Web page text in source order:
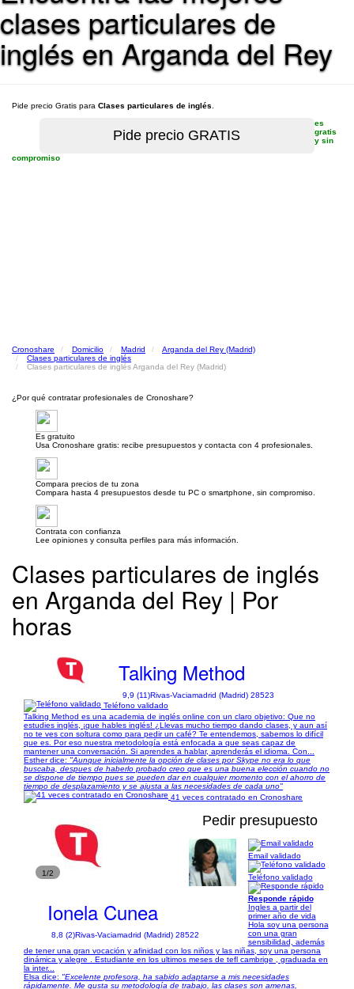
clases particulares de
inglés en Arganda del Rey
Pide precio Gratis para Clases particulares de inglés
es
gratis
y sin
compromiso
Cronoshare Domicilio Madrid
Arganda del Rey (Madrid)
Clases particulares de inglés
Clases particulares de inglés Arganda del Rey (Madrid)
¿Por qué contratar profesionales de Cronoshare?
Es gratuito
Usa Cronoshare gratis: recibe presupuestos y contacta con 4 profesionales.
Compara precios de tu zona
Compara hasta 4 presupuestos desde tu PC o smartphone, sin compromiso.
Contrata con confianza
Lee opiniones y consulta perfiles para más información.
Clases particulares de inglés
en Arganda del Rey | Por
horas
Talking Method
9,9 (11)Rivas-Vaciamadrid (Madrid) 28523
Teléfono validado
Talking Method es una academia de inglés online con un claro objetivo: Que no
estudies inglés, ¡que hables inglés! ¿Llevas mucho tiempo dando clases, y aun así
no te ves con soltura como para pedir un café? Te entendemos, sabemos lo difícil
que es. Por eso nuestra metodología está enfocada a que seas capaz de
mantener una conversación. Si aprendes a hablar, aprenderás el idioma. Con...
Esther dice: "Aunque inicialmente la opción de clases por Skype no era lo que
buscaba, despues de haberlo probado creo que es una buena elección cuando no
se dispone de tiempo pues se pueden dar en cualquier momento con el ahorro de
tiempo de desplazamiento y se ajusta a las necesidades de cada uno"
41 veces contratado en Cronoshare
1/2
Pedir presupuesto
Ionela Cunea
8,8 (2)Rivas-Vaciamadrid (Madrid) 28522
Email validado
Teléfono validado
Responde rápido
Ingles a partir del
primer año de vida
Hola soy una persona
con una gran
sensibilidad, además
de tener una gran vocación y afinidad con los niños y las niñas, soy una persona
dinámica y alegre . Estudiante en los ultimos meses de tefl cambrige , graduada en
la inter...
Elsa dice: "Excelente profesora, ha sabido adaptarse a mis necesidades
rápidamente. Me gusta su metodología de trabajo, las clases son amenas,